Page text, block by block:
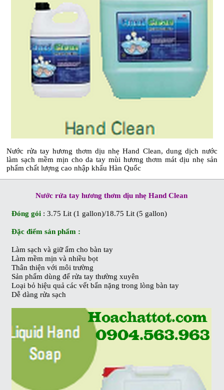
Nước rửa tay hương thơm dịu nhẹ Hand Clean, dung dịch nước
làm sạch mềm mịn cho da tay mùi hương thơm mát dịu nhẹ sản
phẩm chất lượng cao nhập khẩu Hàn Quốc
Nước rửa tay hương thơm dịu nhẹ Hand Clean
Đóng gói : 3.75 Lit (1 gallon)/18.75 Lit (5 gallon)
Đặc điểm sản phẩm :
Làm sạch và giữ ẩm cho bàn tay
Làm mềm mịn và nhiều bọt
Thân thiện với môi trường
Sản phẩm dùng để rửa tay thường xuyên
Loại bỏ hiệu quả các vết bẩn nặng trong lòng bàn tay
Dễ dàng rửa sạch